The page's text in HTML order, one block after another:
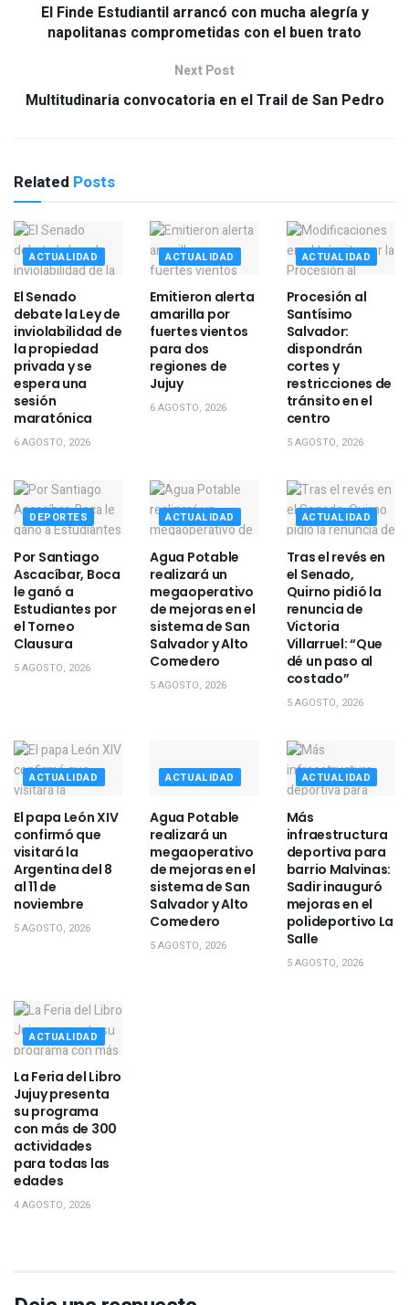
El Finde Estudiantil arrancó con mucha alegría y
napolitanas comprometidas con el buen trato
Next Post
Multitudinaria convocatoria en el Trail de San Pedro
Related Posts
ACTUALIDAD
El Senado
debate la Ley de
inviolabilidad de
la propiedad
privada y se
espera una
sesión
maratónica
6 AGOSTO, 2026
ACTUALIDAD
Emitieron alerta
amarilla por
fuertes vientos
para dos
regiones de
Jujuy
6 AGOSTO, 2026
ACTUALIDAD
Procesión al
Santísimo
Salvador:
dispondrán
cortes y
restricciones de
tránsito en el
centro
5 AGOSTO, 2026
DEPORTES
Por Santiago
Ascacíbar, Boca
le ganó a
Estudiantes por
el Torneo
Clausura
5 AGOSTO, 2026
ACTUALIDAD
Agua Potable
realizará un
megaoperativo
de mejoras en el
sistema de San
Salvador y Alto
Comedero
5 AGOSTO, 2026
ACTUALIDAD
Tras el revés en
el Senado,
Quirno pidió la
renuncia de
Victoria
Villarruel: “Que
dé un paso al
costado”
5 AGOSTO, 2026
ACTUALIDAD
El papa León XIV
confirmó que
visitará la
Argentina del 8
al 11 de
noviembre
5 AGOSTO, 2026
ACTUALIDAD
Agua Potable
realizará un
megaoperativo
de mejoras en el
sistema de San
Salvador y Alto
Comedero
5 AGOSTO, 2026
ACTUALIDAD
Más
infraestructura
deportiva para
barrio Malvinas:
Sadir inauguró
mejoras en el
polideportivo La
Salle
5 AGOSTO, 2026
ACTUALIDAD
La Feria del Libro
Jujuy presenta
su programa
con más de 300
actividades
para todas las
edades
4 AGOSTO, 2026